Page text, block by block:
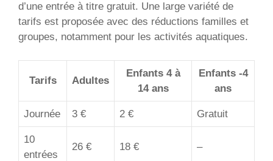
d’une entrée à titre gratuit. Une large variété de
tarifs est proposée avec des réductions familles et
groupes, notamment pour les activités aquatiques.
Tarifs Adultes
Enfants 4 à
14 ans
Enfants -4
ans
Journée 3 € 2 € Gratuit
10
entrées
26 € 18 € –